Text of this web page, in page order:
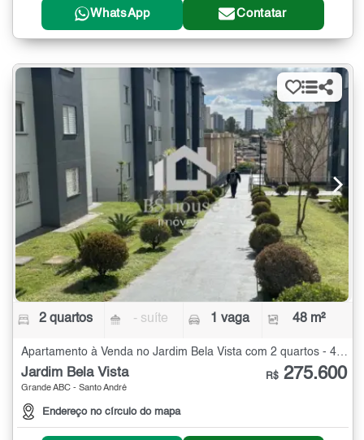
WhatsApp Contatar
2 quartos - suíte 1 vaga 48 m²
Apartamento à Venda no Jardim Bela Vista com 2 quartos - 48 m²
Jardim Bela Vista
Grande ABC - Santo André
Endereço no círculo do mapa
R$ 275.600